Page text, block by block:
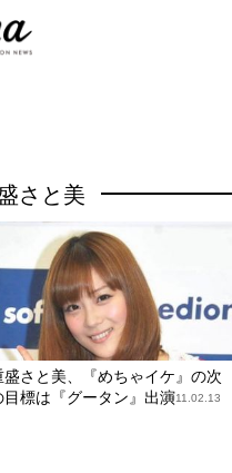
さと美
盛さと美、『めちゃイケ』の次
目標は『グータン』出演2011.02.13